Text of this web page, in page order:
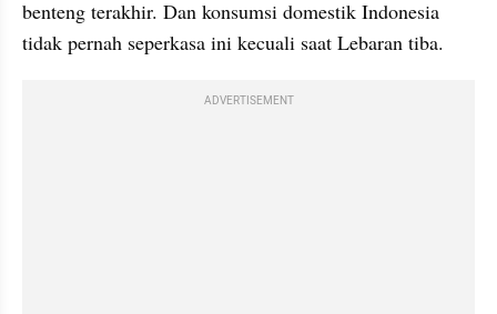
benteng terakhir. Dan konsumsi domestik Indonesia
tidak pernah seperkasa ini kecuali saat Lebaran tiba.
ADVERTISEMENT